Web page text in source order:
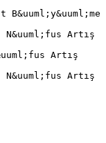
B&uuml;y&uuml;me
N&uuml;fus Artış
Artış
N&uuml;fus Artış